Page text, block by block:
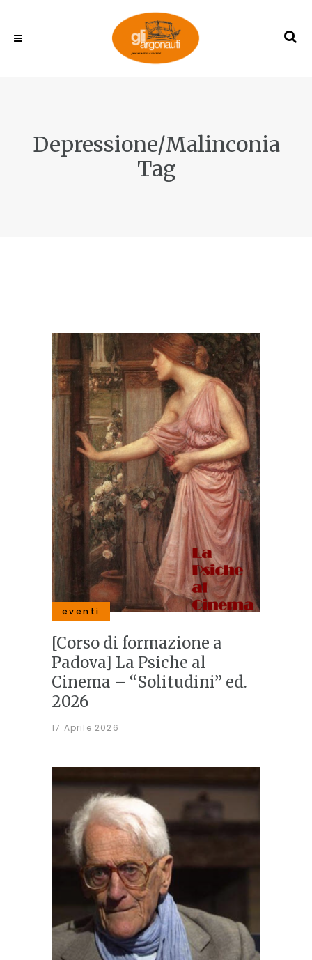
Depressione/Malinconia
Tag
eventi
[Corso di formazione a
Padova] La Psiche al
Cinema – “Solitudini” ed.
2026
17 Aprile 2026